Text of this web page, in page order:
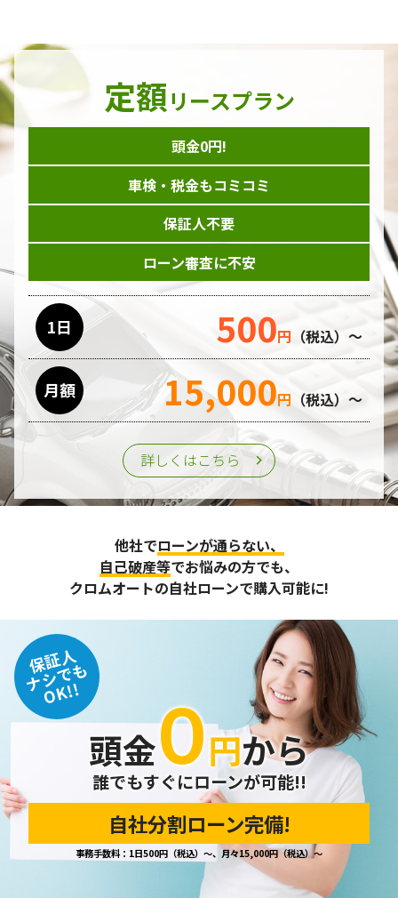
当グループの業務に従事する協力会社様担当者の識別
当グループ内で共同利用する人事関連システムの運用
ダイレクトメール等を利用したアンケート・キャンペーン
などの意見・情報の調査
当ホームページはサービスに関するお問い合わせやご質問、
資料のご請求や各サービス等のお申し込みなど、当ホームペ
ージのサービス提供過程で、氏名、連絡先、勤務先等の個人
情報を書面、電子媒体、ウェブ等を介して収集致します。
委託先の管理･監督
利用目的の遂行のために業務を委託する場合、個人情報の取
り扱いに関する委託先の適正な管理・監督をおこないます。
第三者への提供
個人情報は、ご本人の同意を得た場合または法令の定めがあ
る場合を除き、第三者に提供することはいたしません。
個人情報の管理
失、破壊、改ざん及び漏えいなどに対する予防ならびに是正
に努め、合理的な安全対策を講じます。
また、個人情報保護に関する法令およびその他の規範を遵守
するとともに、この方針に基づく個人情報保護規程や体制を
定め、その内容を継続的に見直し、改善に努めます。
個人情報の訂正･削除・開示
ご本人から、登録されている個人情報について訂正・削除・
開示の請求があった場合は、迅速に対応いたします。
当ホームページが保有する個人情報の取り扱い、および訂
正・削除・開示等に関するお問い合わせ先は、以下の通りで
個人情報保護担当窓口
当社の「個人情報の取扱い」に関するお問い合わせは、下記
定額リースプラン
頭金0円!
車検・税金もコミコミ
保証人不要
ローン審査に不安
1日 500円 （税込）～
月額 15,000円 （税込）～
詳しくはこちら
他社でローンが通らない、
自己破産等でお悩みの方でも、
クロムオートの自社ローンで購入可能に!
保証人
ナシでも
OK!!
頭金０円から
誰でもすぐにローンが可能!!
自社分割ローン完備!
事務手数料：1日500円（税込）～、月々15,000円（税込）～